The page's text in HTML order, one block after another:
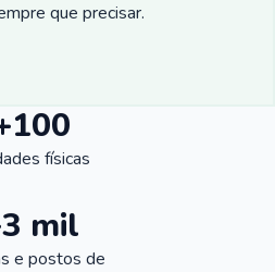
que precisar.
físicas
mil
e postos de